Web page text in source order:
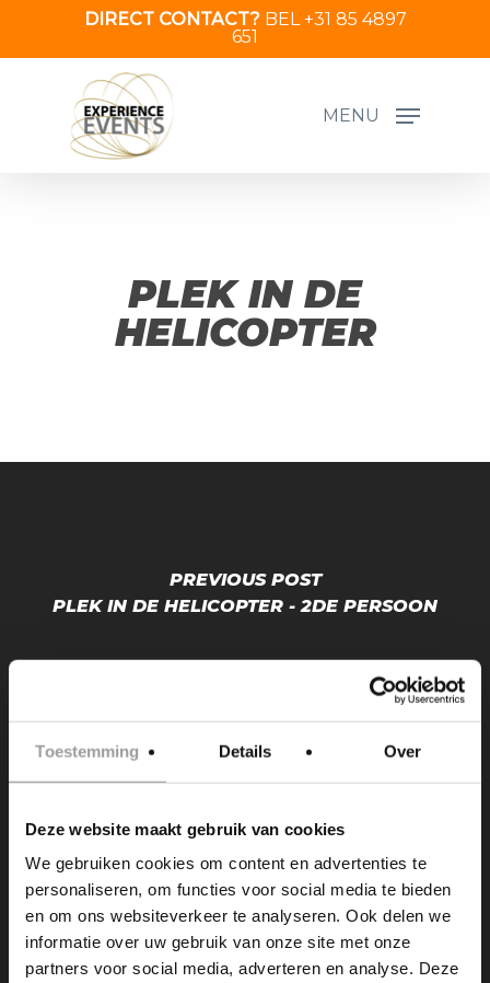
Toestemming Details Over
Deze website maakt gebruik van cookies
We gebruiken cookies om content en advertenties te
personaliseren, om functies voor social media te bieden
en om ons websiteverkeer te analyseren. Ook delen we
informatie over uw gebruik van onze site met onze
partners voor social media, adverteren en analyse. Deze
content
DIRECT CONTACT?BEL +31 85 4897
651
MENU
PLEK IN DE
HELICOPTER
PREVIOUS POST
PLEK IN DE HELICOPTER - 2DE PERSOON
DATUM ONBEKEND